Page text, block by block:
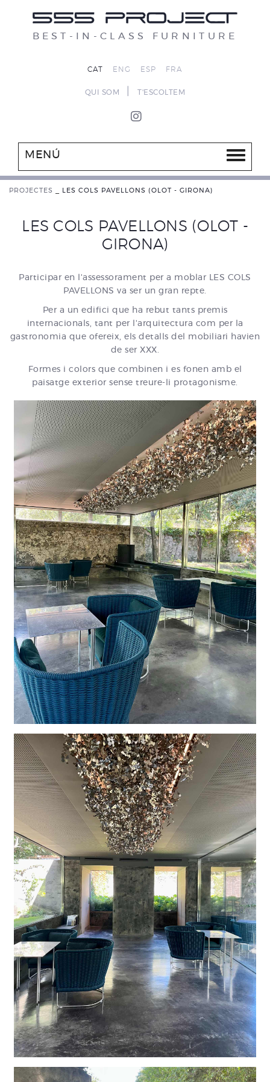
BEST-IN-CLASS FURNITURE
CAT ENG ESP FRA
QUI SOM T'ESCOLTEM
MENÚ
PROJECTES LES COLS PAVELLONS (OLOT - GIRONA)
LES COLS PAVELLONS (OLOT -
GIRONA)
Participar en l'assessorament per a moblar LES COLS
PAVELLONS va ser un gran repte.
Per a un edifici que ha rebut tants premis
internacionals, tant per l'arquitectura com per la
gastronomia que ofereix, els detalls del mobiliari havien
de ser XXX.
Formes i colors que combinen i es fonen amb el
paisatge exterior sense treure-li protagonisme.